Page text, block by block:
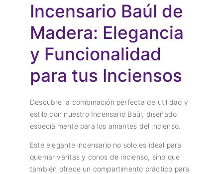
Incensario Baúl de
Madera: Elegancia
y Funcionalidad
para tus Inciensos
Descubre la combinación perfecta de utilidad y
estilo con nuestro Incensario Baúl, diseñado
especialmente para los amantes del incienso.
Este elegante incensario no solo es ideal para
quemar varitas y conos de incienso, sino que
también ofrece un compartimento práctico para